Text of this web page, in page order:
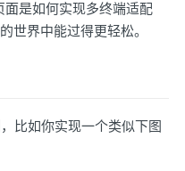
是如何实现多终端适配
世界中能过得更轻松。
比如你实现一个类似下图